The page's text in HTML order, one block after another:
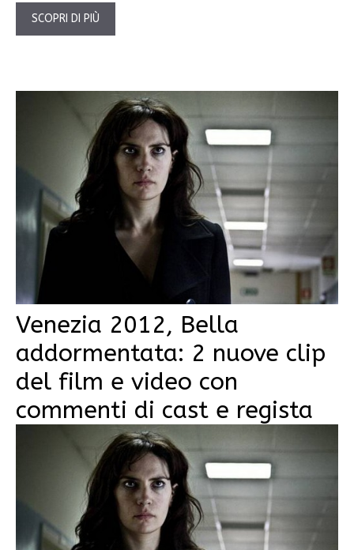
SCOPRI DI PIÙ
Venezia 2012, Bella
addormentata: 2 nuove clip
del film e video con
commenti di cast e regista